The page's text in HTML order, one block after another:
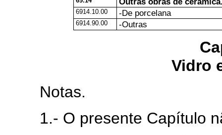
6914.10.00 -De porcelana
6914.90.00 -Outras
Vidro
Notas.
1.- O presente Capítulo